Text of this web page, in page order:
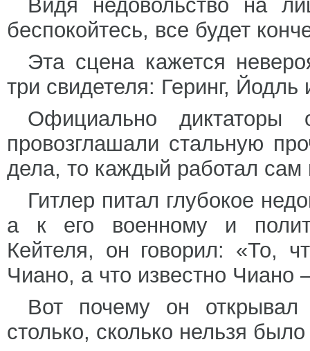
Видя недовольство на
беспокойтесь, все будет
Эта сцена кажется
три свидетеля: Геринг, Йодль
Официально диктаторы
провозглашали стальную
дела, то каждый работал сам
Гитлер питал глубокое
а к его военному и
Кейтеля, он говорил: «То,
Чиано, а что известно Чиано
Вот почему он
столько, сколько нельзя было